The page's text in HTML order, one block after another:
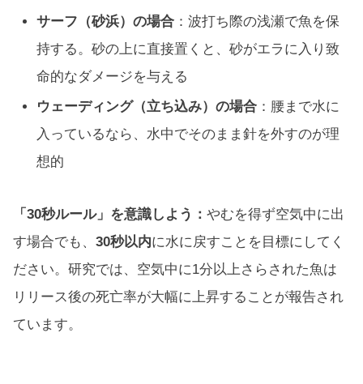
サーフ（砂浜）の場合 ：波打ち際の浅瀬で魚を保
持する。砂の上に直接置くと、砂がエラに入り致
命的なダメージを与える
ウェーディング（立ち込み）の場合 ：腰まで水に
入っているなら、水中でそのまま針を外すのが理
想的
「30秒ルール」を意識しよう： やむを得ず空気中に出
す場合でも、 30秒以内に水に戻すことを目標にしてく
ださい。研究では、空気中に1分以上さらされた魚は
リリース後の死亡率が大幅に上昇することが報告され
ています。